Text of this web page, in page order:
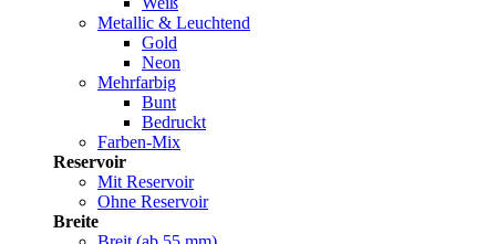
Metallic & Leuchtend
Gold
Neon
Mehrfarbig
Bunt
Bedruckt
Farben-Mix
Reservoir
Mit Reservoir
Ohne Reservoir
Breite